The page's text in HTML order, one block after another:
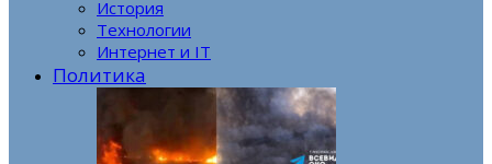
История
Технологии
Интернет и IT
Политика